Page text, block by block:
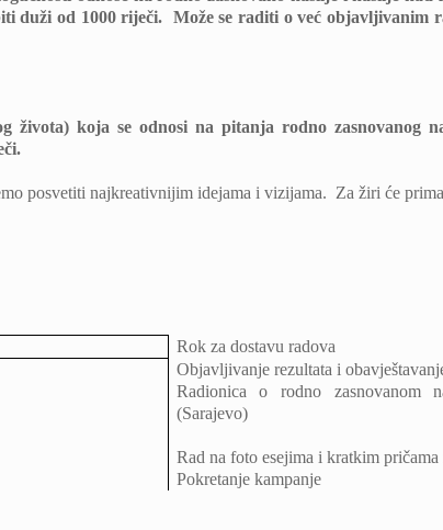
duži od 1000 riječi. Može se raditi o već
koja se odnosi na pitanja rodno zasnovanog
posvetiti najkreativnijim idejama i vizijama. Za žiri će
Rok za dostavu radova
Objavljivanje rezultata i
Radionica o rodno zasnovanom
(Sarajevo)
Rad na foto esejima i kratkim pričama
Pokretanje kampanje